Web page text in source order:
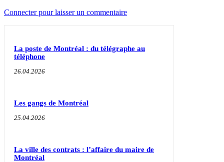
Connecter pour laisser un commentaire
La poste de Montréal : du télégraphe au
téléphone
26.04.2026
Les gangs de Montréal
25.04.2026
La ville des contrats : l’affaire du maire de
Montréal